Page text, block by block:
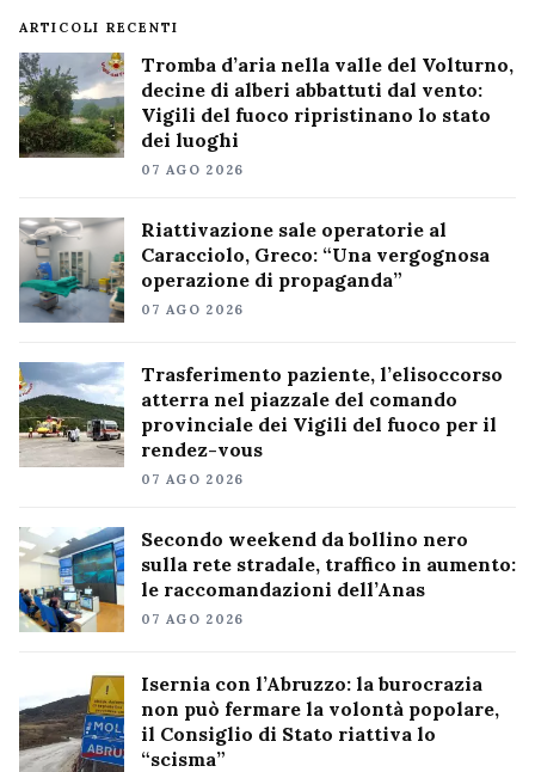
ARTICOLI RECENTI
Tromba d’aria nella valle del Volturno,
decine di alberi abbattuti dal vento:
Vigili del fuoco ripristinano lo stato
dei luoghi
07 AGO 2026
Riattivazione sale operatorie al
Caracciolo, Greco: “Una vergognosa
operazione di propaganda”
07 AGO 2026
Trasferimento paziente, l’elisoccorso
atterra nel piazzale del comando
provinciale dei Vigili del fuoco per il
rendez-vous
07 AGO 2026
Secondo weekend da bollino nero
sulla rete stradale, traffico in aumento:
le raccomandazioni dell’Anas
07 AGO 2026
Isernia con l’Abruzzo: la burocrazia
non può fermare la volontà popolare,
il Consiglio di Stato riattiva lo
“scisma”